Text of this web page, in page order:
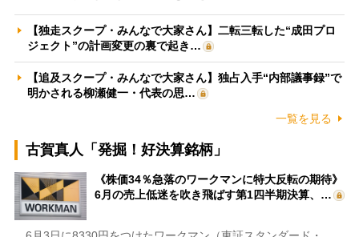
【独走スクープ・みんなで大家さん】二転三転した“成田プロ
ジェクト”の計画変更の裏で起き…
【追及スクープ・みんなで大家さん】独占入手“内部議事録”で
明かされる柳瀬健一・代表の思…
一覧を見る
古賀真人「発掘！好決算銘柄」
《株価34％急落のワークマンに特大反転の期待》
6月の売上低迷を吹き飛ばす第1四半期決算、…